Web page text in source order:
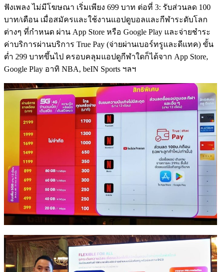
ฟังเพลง ไม่มีโฆษณา เริ่มเพียง 699 บาท ต่อที่ 3: รับส่วนลด 100
บาท/เดือน เมื่อสมัครและใช้งานแอปดูบอลและกีฬาระดับโลก
ต่างๆ ที่กำหนด ผ่าน App Store หรือ Google Play และจ่ายชำระ
ค่าบริการผ่านบริการ True Pay (จ่ายผ่านเบอร์ทรูและดีแทค) ขั้น
ต่ำ 299 บาทขึ้นไป ครอบคลุมแอปดูกีฬาใดก็ได้จาก App Store,
Google Play อาทิ NBA, beIN Sports ฯลฯ